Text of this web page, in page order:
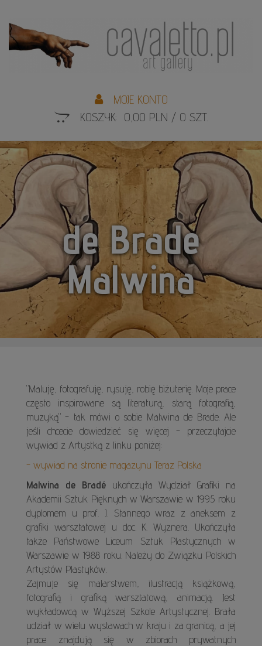
MOJE KONTO
KOSZYK: 0,00 PLN / 0 SZT.
de Brade
Malwina
"Maluję, fotografuję, rysuję, robię biżuterię. Moje prace
często inspirowane są literaturą, starą fotografią,
muzyką" - tak mówi o sobie Malwina de Brade. Ale
jeśli chcecie dowiedzieć się więcej - przeczytajcie
wywiad z Artystką z linku poniżej:
- wywiad na stronie magazynu Teraz Polska
Malwina de Bradéukończyła Wydział Grafiki na
Akademii Sztuk Pięknych w Warszawie w 1995 roku
dyplomem u prof. J. Stannego wraz z aneksem z
grafiki warsztatowej u doc. K. Wyznera. Ukończyła
także Państwowe Liceum Sztuk Plastycznych w
Warszawie w 1988 roku. Należy do Związku Polskich
Artystów Plastyków.
Zajmuje się malarstwem, ilustracją książkową,
fotografią i grafiką warsztatową, animacją. Jest
wykładowcą w Wyższej Szkole Artystycznej. Brała
udział w wielu wystawach w kraju i za granicą, a jej
prace znajdują się w zbiorach prywatnych